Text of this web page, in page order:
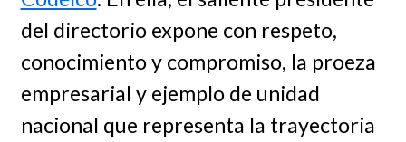
del directorio expone con respeto,
conocimiento y compromiso, la proeza
empresarial y ejemplo de unidad
nacional que representa la trayectoria